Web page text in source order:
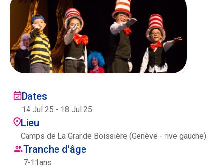
Contactez-nous
Trouver un camp
Ecolint Camps
Centre des arts
Institute
Dates
14 Jul 25 - 18 Jul 25
Lieu
Camps de La Grande Boissière (Genève - rive gauche)
Tranche d'âge
7-11ans